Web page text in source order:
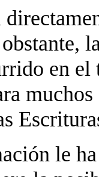
en el
le